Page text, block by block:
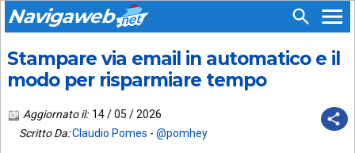
Navigaweb
HOME
SIAMO
SEGUICI
SU:
APP
ANDROID
Stampare via email in automatico e il
modo per risparmiare tempo
Aggiornato il: 14 / 05 / 2026
Scritto Da:Claudio Pomes - @pomhey